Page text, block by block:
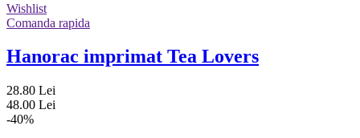
Wishlist
Comanda rapida
Hanorac imprimat Tea Lovers
28.80 Lei
48.00 Lei
-40%